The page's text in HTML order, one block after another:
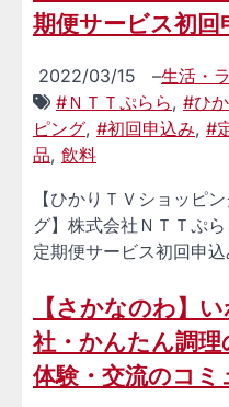
期便サービス初回
2022/03/15 –生活・
#ＮＴＴぷらら, #ひ
ピング, #初回申込み, #
品, 飲料
【ひかりＴＶショッピ
グ】株式会社ＮＴＴぷ
定期便サービス初回申込
【さかなのわ】
社・かんたん調理
体験・交流のコミ